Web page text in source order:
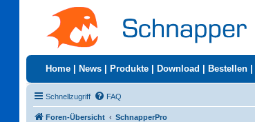
Home News Produkte Download Bestellen
Schnellzugriff FAQ
Foren-Übersicht SchnapperPro